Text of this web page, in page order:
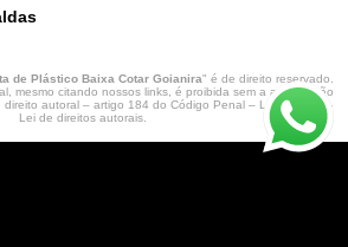
de Plástico Baixa Cotar Goianira" é de direito reservado.
mesmo citando nossos links, é proibida sem a autorização
direito autoral – artigo 184 do Código Penal – Lei 9610/98 -
Lei de direitos autorais